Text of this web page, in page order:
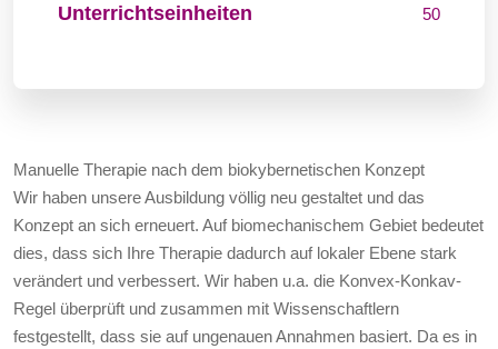
Unterrichtseinheiten 50
Manuelle Therapie nach dem biokybernetischen Konzept
Wir haben unsere Ausbildung völlig neu gestaltet und das
Konzept an sich erneuert. Auf biomechanischem Gebiet bedeutet
dies, dass sich Ihre Therapie dadurch auf lokaler Ebene stark
verändert und verbessert. Wir haben u.a. die Konvex-Konkav-
Regel überprüft und zusammen mit Wissenschaftlern
festgestellt, dass sie auf ungenauen Annahmen basiert. Da es in